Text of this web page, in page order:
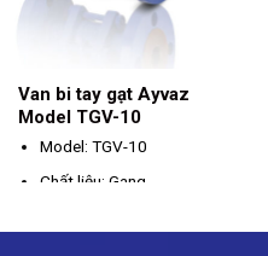
Van bi tay gạt Ayvaz
Model TGV-10
Model: TGV-10
Chất liệu: Gang